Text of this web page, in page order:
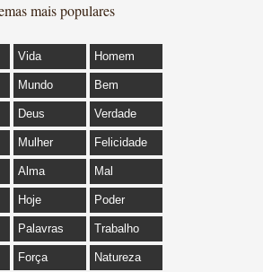
mais populares
Vida Homem
Mundo Bem
Deus Verdade
Mulher Felicidade
Alma Mal
Hoje Poder
Palavras Trabalho
Força Natureza